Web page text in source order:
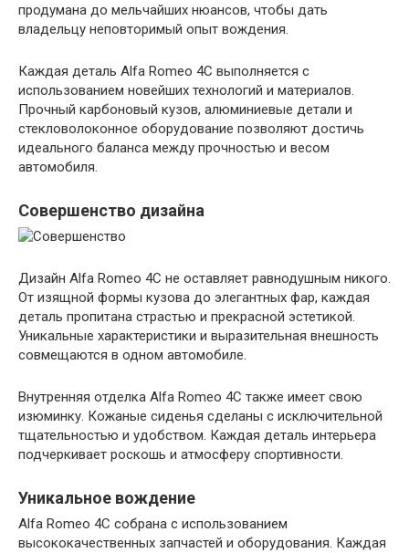
продумана до мельчайших нюансов, чтобы дать
владельцу неповторимый опыт вождения.
Каждая деталь Alfa Romeo 4C выполняется с
использованием новейших технологий и материалов.
Прочный карбоновый кузов, алюминиевые детали и
стекловолоконное оборудование позволяют достичь
идеального баланса между прочностью и весом
автомобиля.
Совершенство дизайна
Дизайн Alfa Romeo 4C не оставляет равнодушным никого.
От изящной формы кузова до элегантных фар, каждая
деталь пропитана страстью и прекрасной эстетикой.
Уникальные характеристики и выразительная внешность
совмещаются в одном автомобиле.
Внутренняя отделка Alfa Romeo 4C также имеет свою
изюминку. Кожаные сиденья сделаны с исключительной
тщательностью и удобством. Каждая деталь интерьера
подчеркивает роскошь и атмосферу спортивности.
Уникальное вождение
Alfa Romeo 4C собрана с использованием
высококачественных запчастей и оборудования. Каждая